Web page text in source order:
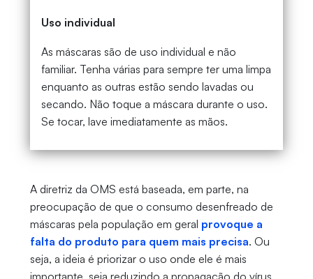
Uso individual
As máscaras são de uso individual e não
familiar. Tenha várias para sempre ter uma limpa
enquanto as outras estão sendo lavadas ou
secando. Não toque a máscara durante o uso.
Se tocar, lave imediatamente as mãos.
A diretriz da OMS está baseada, em parte, na
preocupação de que o consumo desenfreado de
máscaras pela população em geral provoque a
falta do produto para quem mais precisa. Ou
seja, a ideia é priorizar o uso onde ele é mais